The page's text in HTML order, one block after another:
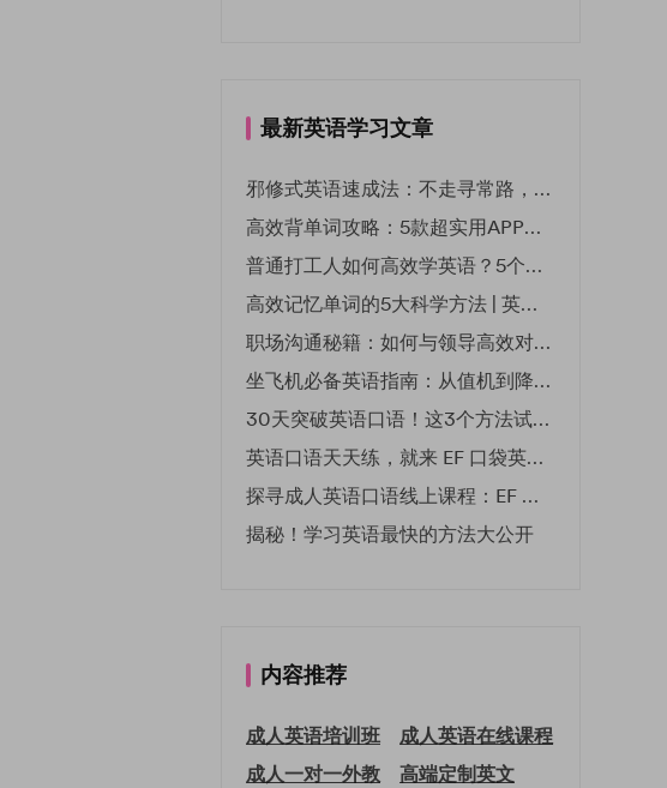
最新英语学习文章
邪修式英语速成法：不走寻常路，英语战力狂飙！
高效背单词攻略：5款超实用APP推荐 | EF英孚教育
普通打工人如何高效学英语？5个实用技巧助你突破职场瓶颈
高效记忆单词的5大科学方法 | 英语学习必备技巧
职场沟通秘籍：如何与领导高效对话 | EF英孚职场指南
坐飞机必备英语指南：从值机到降落的全流程表达
30天突破英语口语！这3个方法试过的人都说有效
英语口语天天练，就来 EF 口袋英语微信小程序
探寻成人英语口语线上课程：EF 英孚教育凭什么领航
揭秘！学习英语最快的方法大公开
内容推荐
成人英语培训班
成人英语在线课程
成人一对一外教
高端定制英文